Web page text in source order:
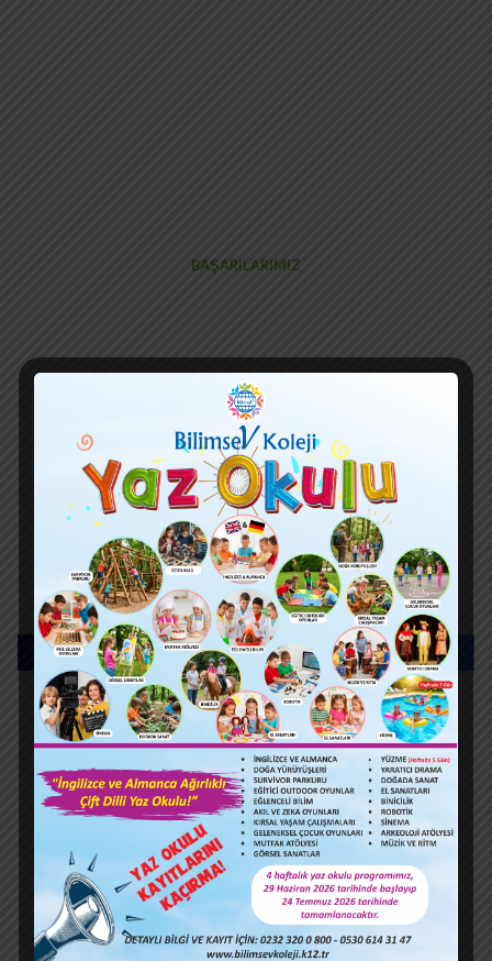
BAŞARILARIMIZ
VELİ YORUMLARI
HABERLER – ETKİNLİKLER
Koray Ege Özdemir’den Gururlandıran
Birincilik
8B sınıfı öğrencimiz Koray Ege Özdemir,
Türkiye Dans Sporları Federasyonu Türkiye
Şampiyonası Modern & Contemporary Dans
kategorisinde Türkiye 1.’si olmuştur! …